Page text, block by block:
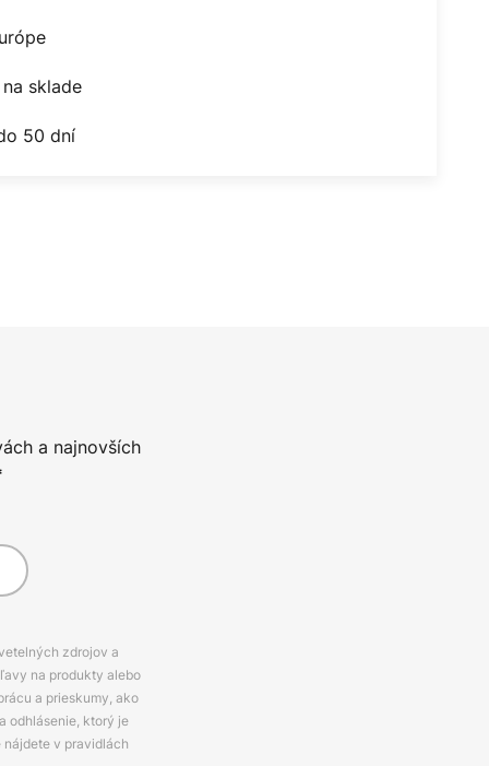
sklade
50 dní
a najnovších
zdrojov a
na produkty alebo
a prieskumy, ako
odhlásenie, ktorý je
v pravidlách